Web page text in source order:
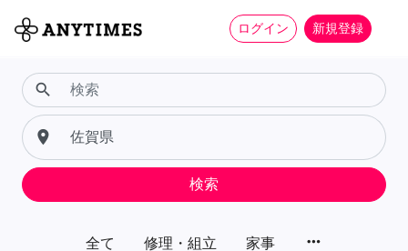
ログイン 新規登録
全て 修理・組立 家事 more_horiz
search
place
検索